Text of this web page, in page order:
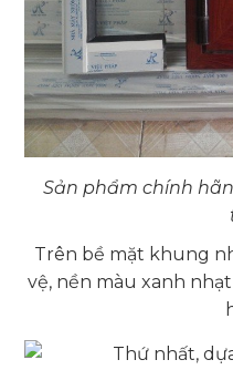
Sản phẩm chính
Trên bề mặt khung
vệ, nền màu xanh